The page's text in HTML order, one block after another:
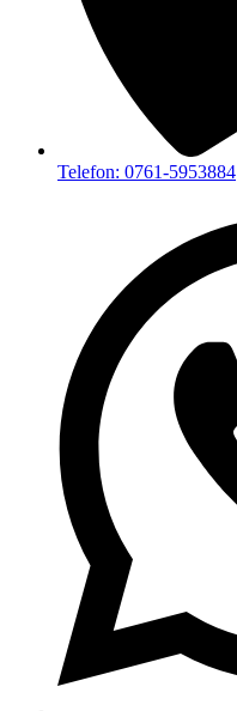
Telefon: 0761-5953884